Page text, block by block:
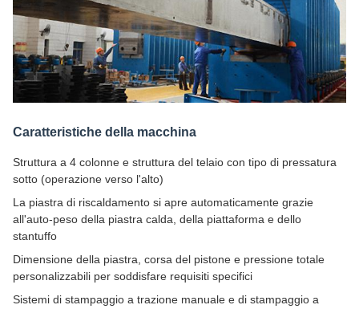
Caratteristiche della macchina
Struttura a 4 colonne e struttura del telaio con tipo di pressatura
sotto (operazione verso l'alto)
La piastra di riscaldamento si apre automaticamente grazie
all'auto-peso della piastra calda, della piattaforma e dello
stantuffo
Dimensione della piastra, corsa del pistone e pressione totale
personalizzabili per soddisfare requisiti specifici
Sistemi di stampaggio a trazione manuale e di stampaggio a